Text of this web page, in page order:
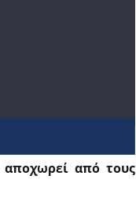
από τους